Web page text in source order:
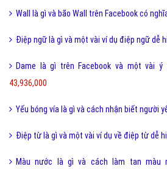
Wall là gì và bão Wall trên Facebook có
Điệp ngữ là gì và một vài ví dụ điệp ngữ dễ
Dame là gì trên Facebook và một vài ý
43,936,000
Yếu bóng vía là gì và cách nhận biết người
Điệp từ là gì và một vài ví dụ về điệp từ dễ
Màu nước là gì và cách làm tan màu